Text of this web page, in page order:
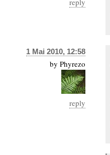
reply
1 Mai 2010, 12:58
by Phyrezo
reply